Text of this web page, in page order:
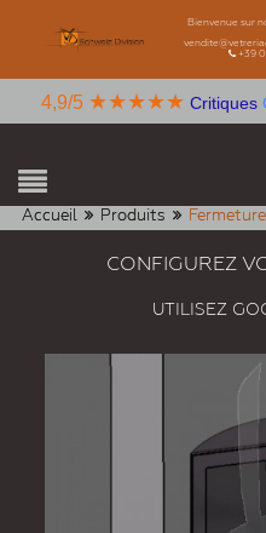
Bienvenue sur
+39
4,9/5 ★★★★★ Critiques
Accueil Produits
CONFIGUREZ
UTILISEZ